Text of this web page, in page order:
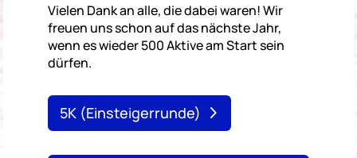
Vielen Dank an alle, die dabei waren! Wir
freuen uns schon auf das nächste Jahr,
wenn es wieder 500 Aktive am Start sein
dürfen.
5K (Einsteigerrunde)